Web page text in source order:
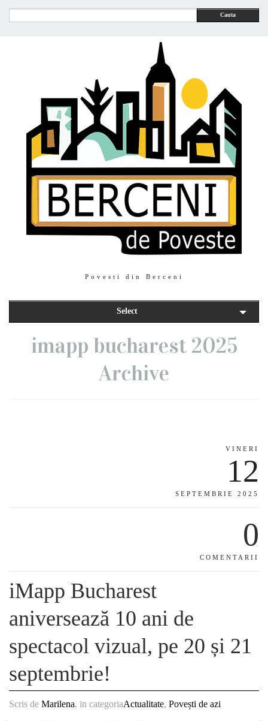
Cauta
Povesti din Berceni
Select
imapp bucharest 2025
Archive
VINERI
12
SEPTEMBRIE 2025
0
COMENTARII
iMapp Bucharest
aniversează 10 ani de
spectacol vizual, pe 20 și 21
septembrie!
Scris de Marilena, in categoriaActualitate, Povești de azi